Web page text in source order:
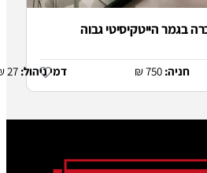
גבוה
דמי ניהול: